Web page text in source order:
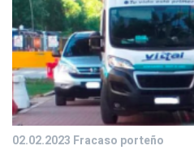
02.02.2023 Fracaso porteño